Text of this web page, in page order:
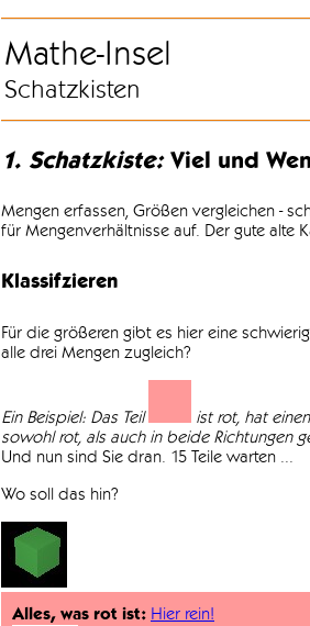
Mathe-Insel
Schatzkisten
1. Schatzkiste:Viel und
Mengen erfassen, Größen vergleichen -
für Mengenverhältnisse auf. Der gute alte
Klassifzieren
Für die größeren gibt es hier eine
alle drei Mengen zugleich?
Ein Beispiel: Das Teil
ist rot, hat
sowohl rot, als auch in beide Richtungen
Und nun sind Sie dran. 15 Teile warten ...
Wo soll das hin?
Alles, was rot ist: Hier rein!